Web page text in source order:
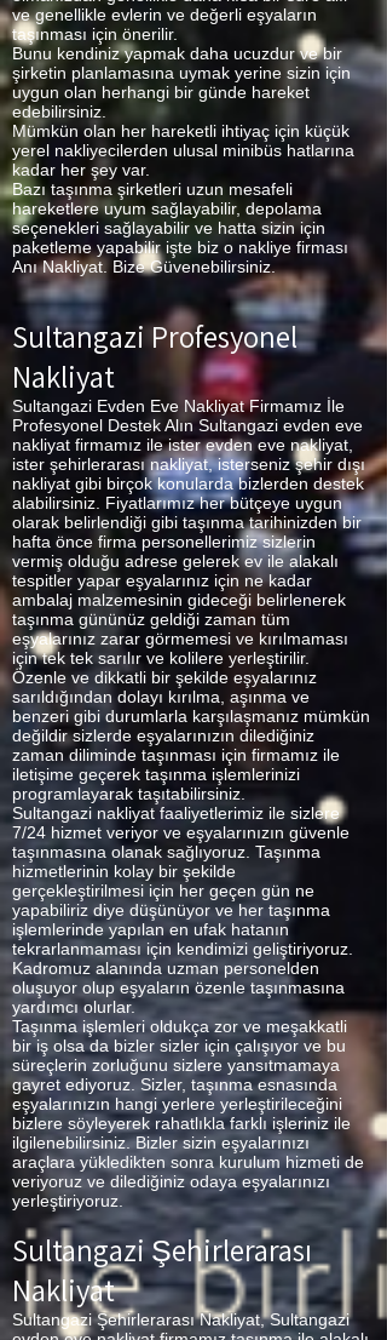
ve genellikle evlerin ve değerli eşyaların
taşınması için önerilir.
Bunu kendiniz yapmak daha ucuzdur ve bir
şirketin planlamasına uymak yerine sizin için
uygun olan herhangi bir günde hareket
edebilirsiniz.
Mümkün olan her hareketli ihtiyaç için küçük
yerel nakliyecilerden ulusal minibüs hatlarına
kadar her şey var.
Bazı taşınma şirketleri uzun mesafeli
hareketlere uyum sağlayabilir, depolama
seçenekleri sağlayabilir ve hatta sizin için
paketleme yapabilir işte biz o nakliye firması
Anı Nakliyat. Bize Güvenebilirsiniz.
Sultangazi Profesyonel
Nakliyat
Sultangazi Evden Eve Nakliyat Firmamız İle
Profesyonel Destek Alın Sultangazi evden eve
nakliyat firmamız ile ister evden eve nakliyat,
ister şehirlerarası nakliyat, isterseniz şehir dışı
nakliyat gibi birçok konularda bizlerden destek
alabilirsiniz. Fiyatlarımız her bütçeye uygun
olarak belirlendiği gibi taşınma tarihinizden bir
hafta önce firma personellerimiz sizlerin
vermiş olduğu adrese gelerek ev ile alakalı
tespitler yapar eşyalarınız için ne kadar
ambalaj malzemesinin gideceği belirlenerek
taşınma gününüz geldiği zaman tüm
eşyalarınız zarar görmemesi ve kırılmaması
için tek tek sarılır ve kolilere yerleştirilir.
Özenle ve dikkatli bir şekilde eşyalarınız
sarıldığından dolayı kırılma, aşınma ve
benzeri gibi durumlarla karşılaşmanız mümkün
değildir sizlerde eşyalarınızın dilediğiniz
zaman diliminde taşınması için firmamız ile
iletişime geçerek taşınma işlemlerinizi
programlayarak taşıtabilirsiniz.
Sultangazi nakliyat faaliyetlerimiz ile sizlere
7/24 hizmet veriyor ve eşyalarınızın güvenle
taşınmasına olanak sağlıyoruz. Taşınma
hizmetlerinin kolay bir şekilde
gerçekleştirilmesi için her geçen gün ne
yapabiliriz diye düşünüyor ve her taşınma
işlemlerinde yapılan en ufak hatanın
tekrarlanmaması için kendimizi geliştiriyoruz.
Kadromuz alanında uzman personelden
oluşuyor olup eşyaların özenle taşınmasına
yardımcı olurlar.
Taşınma işlemleri oldukça zor ve meşakkatli
bir iş olsa da bizler sizler için çalışıyor ve bu
süreçlerin zorluğunu sizlere yansıtmamaya
gayret ediyoruz. Sizler, taşınma esnasında
eşyalarınızın hangi yerlere yerleştirileceğini
bizlere söyleyerek rahatlıkla farklı işleriniz ile
ilgilenebilirsiniz. Bizler sizin eşyalarınızı
araçlara yükledikten sonra kurulum hizmeti de
veriyoruz ve dilediğiniz odaya eşyalarınızı
yerleştiriyoruz.
Sultangazi Şehirlerarası
Nakliyat
Sultangazi Şehirlerarası Nakliyat, Sultangazi